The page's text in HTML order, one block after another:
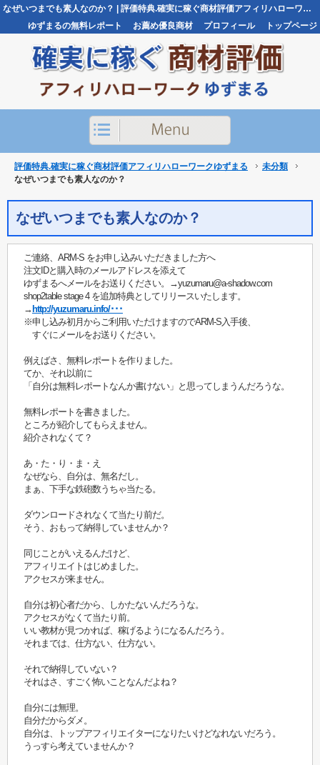
なぜいつまでも素人なのか？ | 評価特典.確実に稼ぐ商材評価アフィリハローワークゆずまる評価特典.確実に稼ぐ商材評価アフィリハローワークゆずまる
トップページ
プロフィール
お薦め優良商材
ゆずまるの無料レポート
評価特典.確実に稼ぐ商材評価アフィリハローワークゆずまる
未分類
なぜいつまでも素人なのか？
なぜいつまでも素人なのか？
ご連絡、ARM-S をお申し込みいただきました方へ
注文IDと購入時のメールアドレスを添えて
ゆずまるへメールをお送りください。→yuzumaru@a-shadow.com
shop2table stage 4 を追加特典としてリリースいたします。
→ http://yuzumaru.info/･･･
※申し込み初月からご利用いただけますのでARM-S入手後、
すぐにメールをお送りください。
例えばさ、無料レポートを作りました。
てか、それ以前に
「自分は無料レポートなんか書けない」と思ってしまうんだろうな。
無料レポートを書きました。
ところが紹介してもらえません。
紹介されなくて？
あ・た・り・ま・え
なぜなら、自分は、無名だし。
まぁ、下手な鉄砲数うちゃ当たる。
ダウンロードされなくて当たり前だ。
そう、おもって納得していませんか？
同じことがいえるんだけど、
アフィリエイトはじめました。
アクセスが来ません。
自分は初心者だから、しかたないんだろうな。
アクセスがなくて当たり前。
いい教材が見つかれば、稼げるようになるんだろう。
それまでは、仕方ない、仕方ない。
それで納得していない？
それはさ、すごく怖いことなんだよね？
自分には無理。
自分だからダメ。
自分は、トップアフィリエイターになりたいけどなれないだろう。
うっすら考えていませんか？